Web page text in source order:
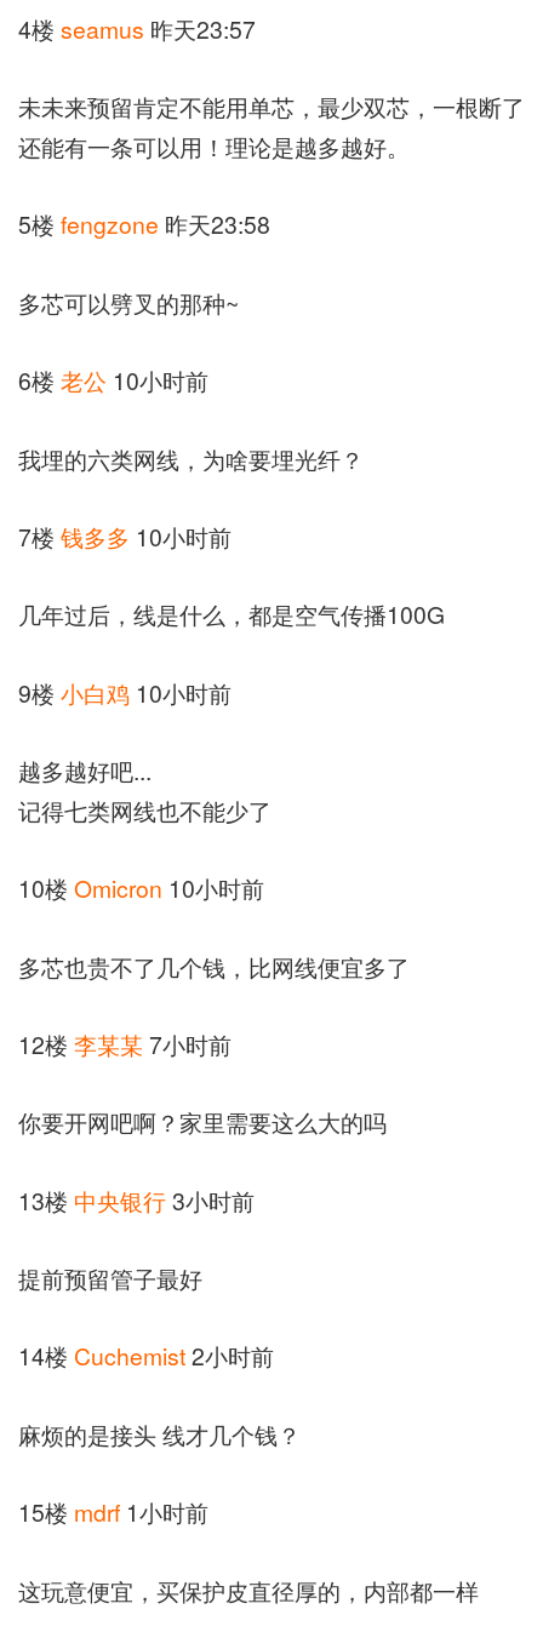
4楼 seamus 昨天23:57
未未来预留肯定不能用单芯，最少双芯，一根断了
还能有一条可以用！理论是越多越好。
5楼 fengzone 昨天23:58
多芯可以劈叉的那种~
6楼 老公 10小时前
我埋的六类网线，为啥要埋光纤？
7楼 钱多多 10小时前
几年过后，线是什么，都是空气传播100G
9楼 小白鸡 10小时前
越多越好吧...
记得七类网线也不能少了
10楼 Omicron 10小时前
多芯也贵不了几个钱，比网线便宜多了
12楼 李某某 7小时前
你要开网吧啊？家里需要这么大的吗
13楼 中央银行3小时前
提前预留管子最好
14楼 Cuchemist2小时前
麻烦的是接头 线才几个钱？
15楼 mdrf 1小时前
这玩意便宜，买保护皮直径厚的，内部都一样